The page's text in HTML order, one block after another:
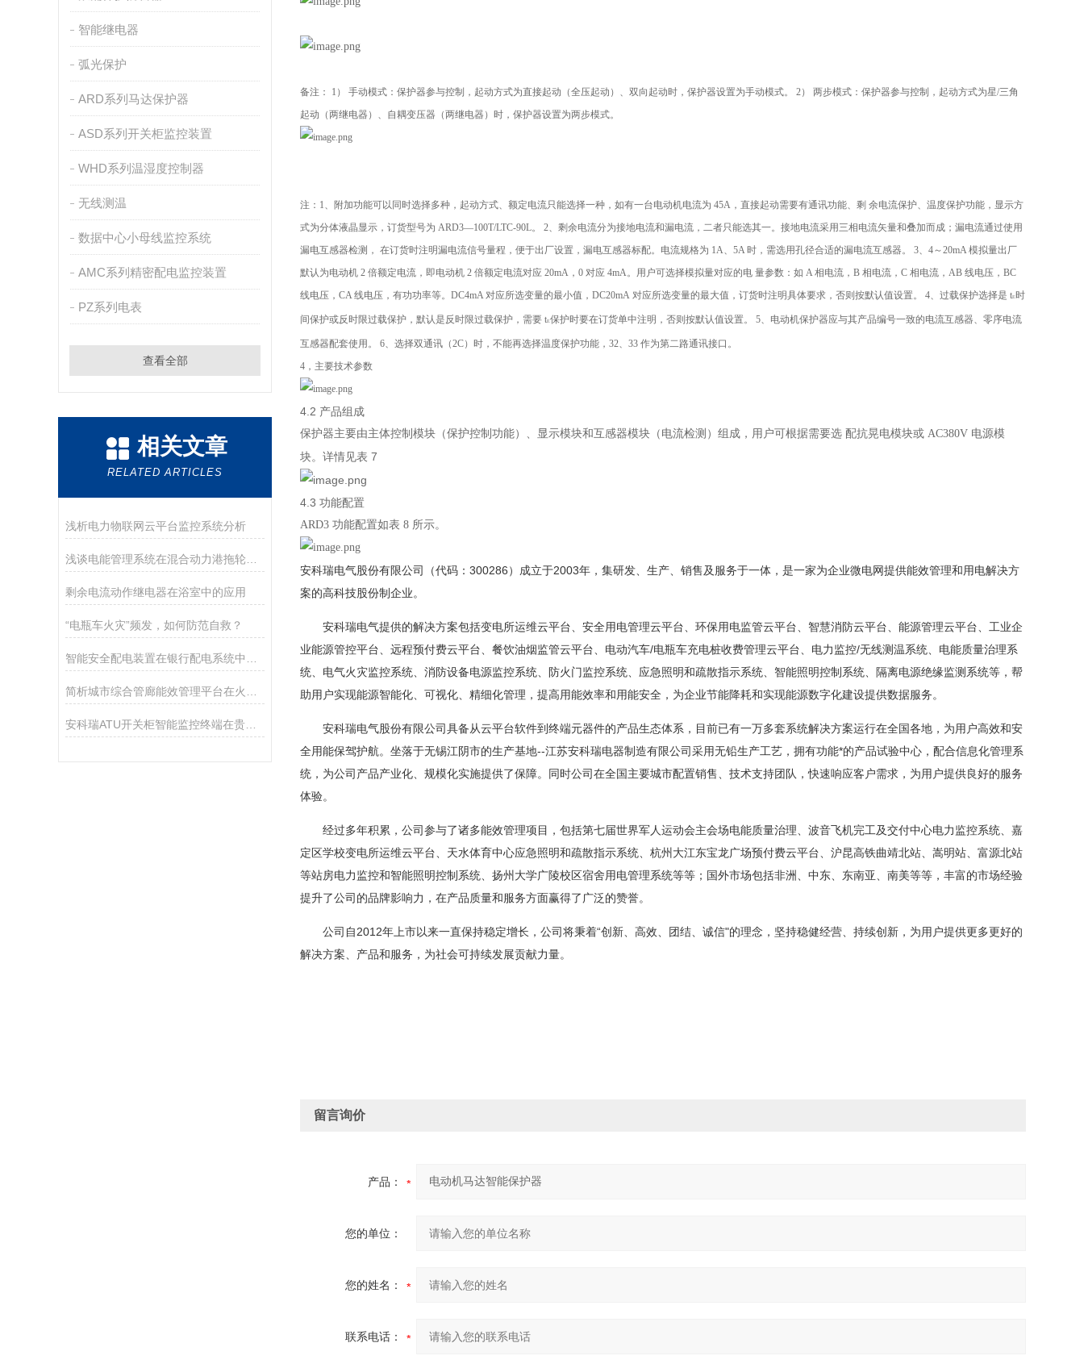
智能继电器
弧光保护
ARD系列马达保护器
ASD系列开关柜监控装置
WHD系列温湿度控制器
无线测温
数据中心小母线监控系统
AMC系列精密配电监控装置
PZ系列电表
查看全部
相关文章
RELATED ARTICLES
浅析电力物联网云平台监控系统分析
剩余电流动作继电器在浴室中的应用
“电瓶车火灾”频发，如何防范自救？
安科瑞ATU开关柜智能监控终端在贵州某锂电池项目应用
备注： 1 ） 手动模式：保护器参与控制，起动方式为直接起动（全压起动）、双向起动时，保护器设置为手动模式。 2） 两步模式：保护器参与控制，起动方式为星/三角
起动（两继电器）、自耦变压器（两继电器）时，保护器设置为两步模式。
注： 1、附加功能可以同时选择多种，起动方式、额定电流只能选择一种，如有一台电动机电流为 45A，直接起动需要有通讯功能、剩 余电流保护、温度保护功能，显示方
式为分体液晶显示，订货型号为 ARD3—100T/LTC-90L。 2、剩余电流分为接地电流和漏电流，二者只能选其一。接地电流采用三相电流矢量和叠加而成；漏电流通过使用
漏电互感器检测， 在订货时注明漏电流信号量程，便于出厂设置，漏电互感器标配。电流规格为 1A、5A 时，需选用孔径合适的漏电流互感器。 3、4～20mA 模拟量出厂
默认为电动机 2 倍额定电流，即电动机 2 倍额定电流对应 20mA，0 对应 4mA。用户可选择模拟量对应的电 量参数：如 A 相电流，B 相电流，C 相电流，AB 线电压，BC
线电压，CA 线电压，有功功率等。DC4mA 对应所选变量的最小值，DC20mA 对应所选变量的最大值，订货时注明具体要求，否则按默认值设置。 4、过载保护选择是 tE 时
间保护或反时限过载保护，默认是反时限过载保护，需要 tE保护时要在订货单中注明，否则按默认值设置。 5、电动机保护器应与其产品编号一致的电流互感器、零序电流
互感器配套使用。 6、选择双通讯（2C）时，不能再选择温度保护功能，32、33 作为第二路通讯接口。
4，主要技术参数
4.2 产品组成
保护器主要由主体控制模块（保护控制功能）、显示模块和互感器模块（电流检测）组成，用户可根据需要选 配抗晃电模块或 AC380V 电源模
块。详情见表 7
4.3 功能配置
ARD3 功能配置如表 8 所示。
安科瑞电气股份有限公司（代码：300286）成立于2003年，集研发、生产、销售及服务于一体，是一家为企业微电网提供能效管理和用电解决方
案的高科技股份制企业。
安科瑞电气提供的解决方案包括变电所运维云平台、安全用电管理云平台、环保用电监管云平台、智慧消防云平台、能源管理云平台、工业企
业能源管控平台、远程预付费云平台、餐饮油烟监管云平台、电动汽车/电瓶车充电桩收费管理云平台、电力监控/无线测温系统、电能质量治理系
统、电气火灾监控系统、消防设备电源监控系统、防火门监控系统、应急照明和疏散指示系统、智能照明控制系统、隔离电源绝缘监测系统等，帮
助用户实现能源智能化、可视化、精细化管理，提高用能效率和用能安全，为企业节能降耗和实现能源数字化建设提供数据服务。
安科瑞电气股份有限公司具备从云平台软件到终端元器件的产品生态体系，目前已有一万多套系统解决方案运行在全国各地，为用户高效和安
全用能保驾护航。坐落于无锡江阴市的生产基地--江苏安科瑞电器制造有限公司采用无铅生产工艺，拥有功能*的产品试验中心，配合信息化管理系
统，为公司产品产业化 、规模化实施提供了保障。同时公司在全国主要城市配置销售、技术支持团队，快速响应客户需求，为用户提供良好的服务
体验。
经过多年积累，公司参与了诸多能效管理项目，包括第七届世界军人运动会主会场电能质量治理、波音飞机完工及交付中心电力监控系统、嘉
定区学校变电所运维云平台、天水体育中心应急照明和疏散指示系统、杭州大江东宝龙广场预付费云平台、沪昆高铁曲靖北站、嵩明站、富源北站
等站房电力监控和智能照明控制系统、扬州大学广陵校区宿舍用电管理系统等等；国外市场包括非洲、中东、东南亚、南美等等，丰富的市场经验
提升了公司的品牌影响力，在产品质量和服务方面赢得了广泛的赞誉。
公司自2012年上市以来一直保持稳定增长，公司将秉着“创新、高效、团结、诚信"的理念，坚持稳健经营、持续创新，为用户提供更多更好的
解决方案、产品和服务，为社会可持续发展贡献力量。
留言询价
产品：
您的单位：
您的姓名：
联系电话：